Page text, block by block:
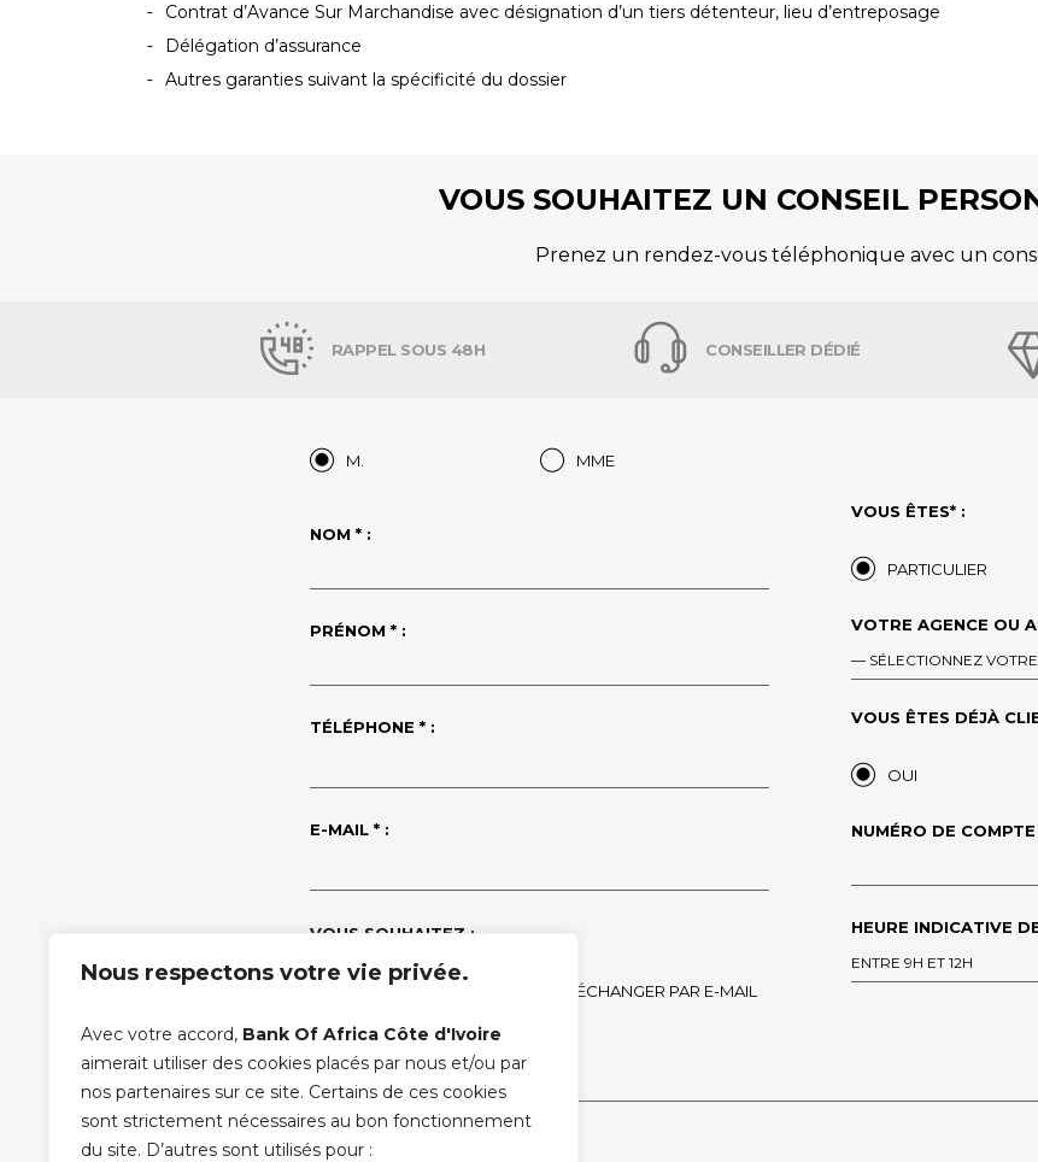
Nous respectons votre vie privée.
Avec votre accord, Bank Of Africa Côte d'Ivoire
aimerait utiliser des cookies placés par nous et/ou par
nos partenaires sur ce site. Certains de ces cookies
sont strictement nécessaires au bon fonctionnement
du site. D’autres sont utilisés pour :
Contrat d’Avance Sur Marchandise avec désignation d’un tiers détenteur, lieu d’entreposage
Délégation d’assurance
Autres garanties suivant la spécificité du dossier
VOUS SOUHAITEZ UN CONSEIL
Prenez un rendez-vous téléphonique avec un
RAPPEL SOUS 48H CONSEILLER DÉDIÉ
M. MME
NOM * :
PRÉNOM * :
TÉLÉPHONE * :
E-MAIL * :
VOUS SOUHAITEZ :
ÊTRE APPELÉ ÉCHANGER PAR E-MAIL
VOUS ÊTES* :
PARTICULIER
VOTRE AGENCE OU
— SÉLECTIONNEZ
VOUS ÊTES DÉJÀ
OUI
NUMÉRO DE COMPTE
HEURE INDICATIVE
ENTRE 9H ET 12H
MESSAGE :
PLEASE LEAVE THIS FIELD EMPTY.
(*) champ obligatoire